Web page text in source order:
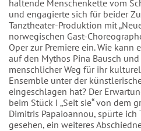
haltende Menschenkette vom
und engagierte sich für beider
Tanztheater-Produktion mit
norwegischen Gast-
Oper zur Premiere ein. Wie
auf den Mythos Pina Bausch
menschlicher Weg für ihr
Ensemble unter der
eingeschlagen hat? Der
beim Stück I „Seit sie“ von dem
Dimitris Papaioannou, spürte ich
gesehen, ein weiteres